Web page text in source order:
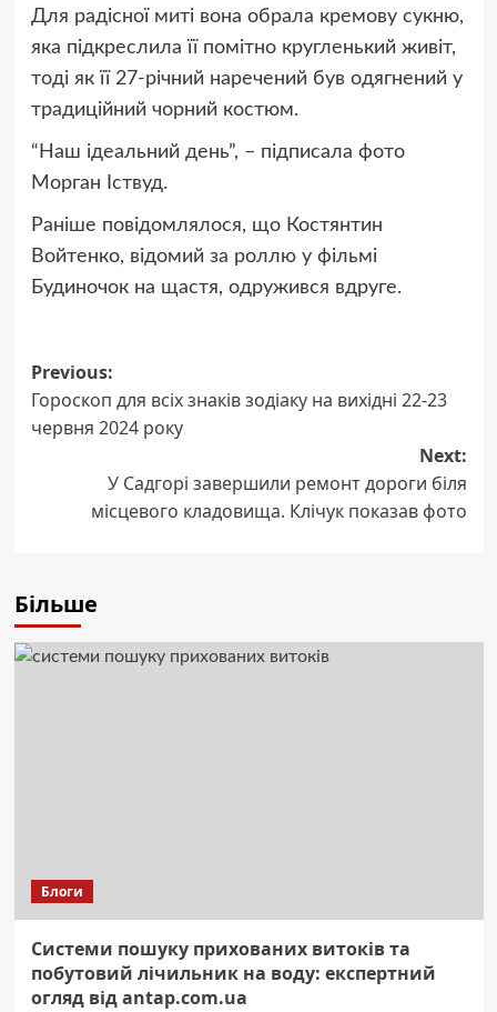
Для радісної миті вона обрала кремову сукню,
яка підкреслила її помітно кругленький живіт,
тоді як її 27-річний наречений був одягнений у
традиційний чорний костюм.
“Наш ідеальний день”, – підписала фото
Морган Іствуд.
Раніше повідомлялося, що Костянтин
Войтенко, відомий за роллю у фільмі
Будиночок на щастя, одружився вдруге.
Post
navigation
Previous:
Гороскоп для всіх знаків зодіаку на вихідні 22-23
червня 2024 року
Next:
У Садгорі завершили ремонт дороги біля
місцевого кладовища. Клічук показав фото
Більше
Блоги
Системи пошуку прихованих витоків та
побутовий лічильник на воду: експертний
огляд від antap.com.ua